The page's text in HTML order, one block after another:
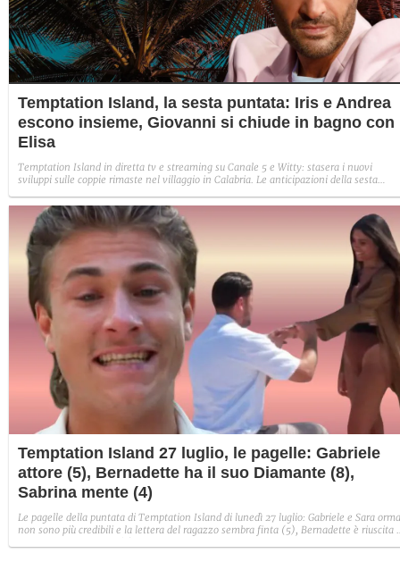
Temptation Island, la sesta puntata: Iris e Andrea
escono insieme, Giovanni si chiude in bagno con
Elisa
Temptation Island in diretta tv e streaming su Canale 5 e Witty: stasera i nuovi
sviluppi sulle coppie rimaste nel villaggio in Calabria. Le anticipazioni della sesta
Sabrina rifiuta il falò con Giovanni e si avvicina a Lory.
Temptation Island 27 luglio, le pagelle: Gabriele
attore (5), Bernadette ha il suo Diamante (8),
Sabrina mente (4)
Le pagelle della puntata di Temptation Island di lunedì 27 luglio: Gabriele e Sara
non sono più credibili e la lettera del ragazzo sembra finta (5), Bernadette è riuscita